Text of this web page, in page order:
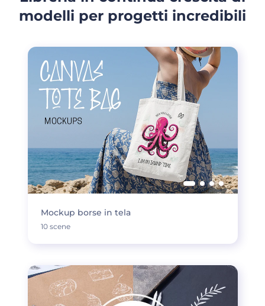
modelli per progetti incredibili
Mockup borse in tela
10 scene